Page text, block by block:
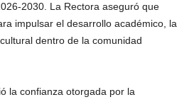
2030. La Rectora aseguró que
impulsar el desarrollo académico, la
dentro de la comunidad
la confianza otorgada por la